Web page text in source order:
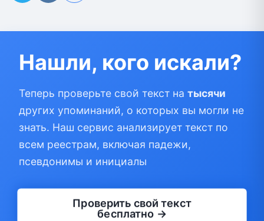
Нашли, кого искали?
Теперь проверьте свой текст на тысячи
других упоминаний, о которых вы могли не
знать. Наш сервис анализирует текст по
всем реестрам, включая падежи,
псевдонимы и инициалы
Проверить свой текст
бесплатно →